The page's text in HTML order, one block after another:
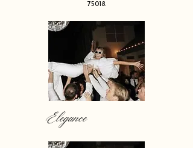
75018.
Elegance